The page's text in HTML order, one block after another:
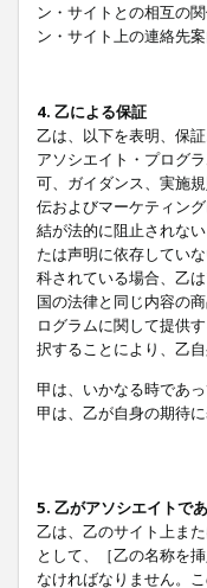
ン・サイトとの相互の
ン・サイト上の連絡先
4. 乙による保証
乙は、以下を表明、保
アソシエイト・プログ
可、ガイダンス、実施
伝およびマーケティン
結が法的に阻止されな
たは声明に依存してい
科されている場合、乙
国の法律と同じ内容の
ログラムに関して提供
択することにより、乙
甲は、いかなる時であ
甲は、乙が自身の期待
5. 乙がアソシエイトで
乙は、乙のサイト上ま
として、［乙の名称を
なければなりません。